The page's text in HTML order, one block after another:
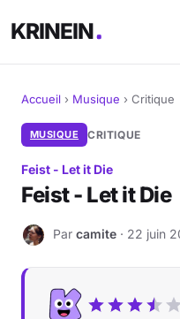
KRINEIN
Cinéma
Séries
Livres
Accueil › Musique › Critique
MUSIQUE CRITIQUE
Feist - Let it Die
Feist - Let it Die
C Par camite · 22 juin